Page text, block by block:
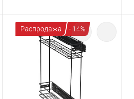
Распродажа - 14%